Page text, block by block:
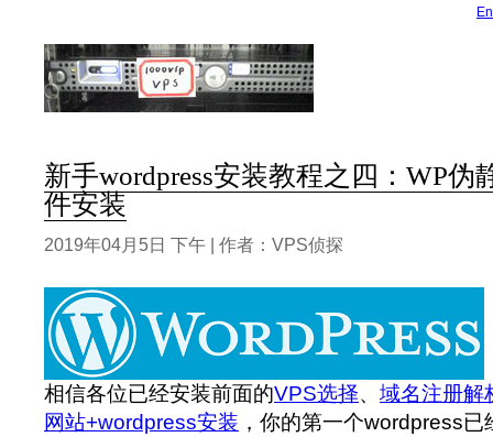
新手wordpress安装教程之四：WP伪
件安装
2019年04月5日 下午 | 作者：VPS侦探
相信各位已经安装前面的VPS选择、 域名注册解
网站+wordpress安装 ，你的第一个wordpress